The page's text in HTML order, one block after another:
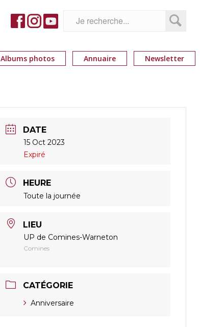
Albums photos Annuaire Newsletter
DATE
15 Oct 2023
Expiré
HEURE
Toute la journée
LIEU
UP de Comines-Warneton
Comines
CATÉGORIE
Anniversaire